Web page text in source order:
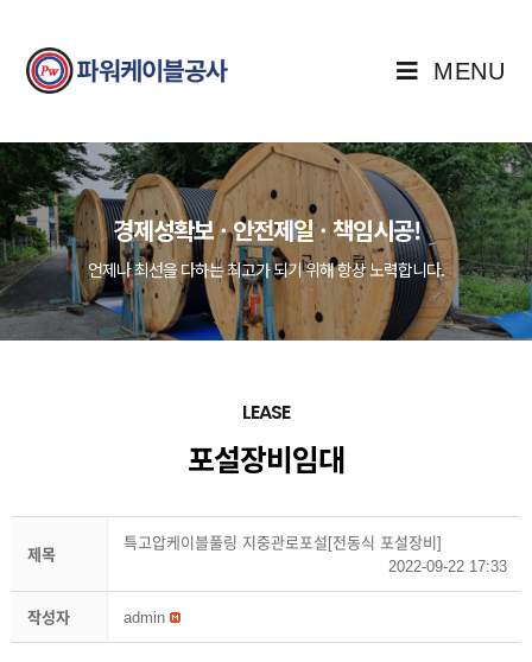
MENU
경제성확보 · 안전제일 · 책임시공!
언제나 최선을 다하는 최고가 되기 위해 항상 노력합니다.
LEASE
포설장비임대
제목
특고압케이블풀링 지중관로포설[전동식 포설장비]
2022-09-22 17:33
작성자 admin